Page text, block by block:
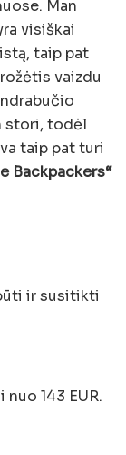
Man
visiškai
taip pat
vaizdu
stori, todėl
taip pat turi
Backpackers“
ir susitikti
143 EUR.